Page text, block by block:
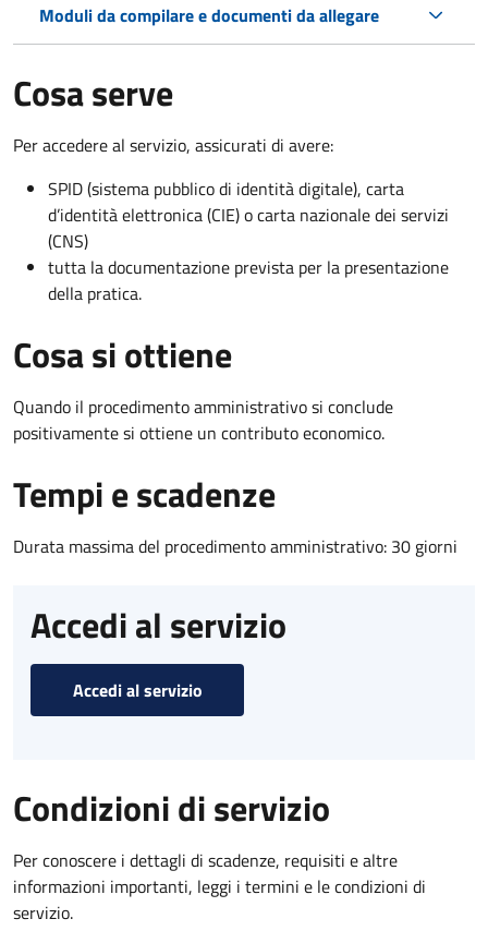
Moduli da compilare e documenti da allegare
Cosa serve
Per accedere al servizio, assicurati di avere:
SPID (sistema pubblico di identità digitale), carta
d’identità elettronica (CIE) o carta nazionale dei servizi
(CNS)
tutta la documentazione prevista per la presentazione
della pratica.
Cosa si ottiene
Quando il procedimento amministrativo si conclude
positivamente si ottiene un contributo economico.
Tempi e scadenze
Durata massima del procedimento amministrativo: 30 giorni
Accedi al servizio
Accedi al servizio
Condizioni di servizio
Per conoscere i dettagli di scadenze, requisiti e altre
informazioni importanti, leggi i termini e le condizioni di
servizio.